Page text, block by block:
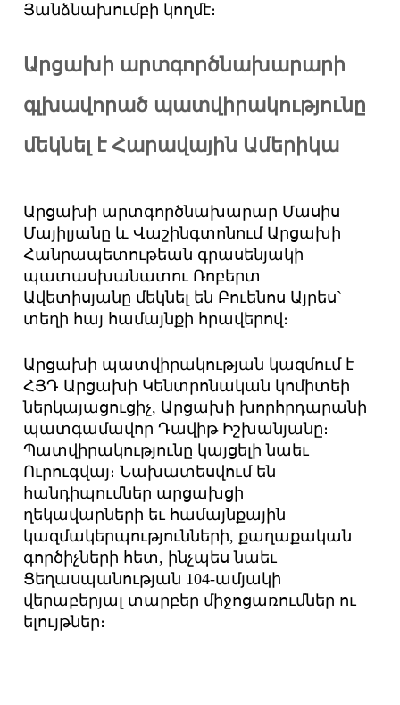
Յանձնախումբի կողմէ։
Արցախի արտգործնախարարի
գլխավորած պատվիրակությունը
մեկնել է Հարավային Ամերիկա
Արցախի արտգործնախարար Մասիս
Մայիլյանը և Վաշինգտոնում Արցախի
Հանրապետութեան գրասենյակի
պատասխանատու Ռոբերտ
Ավետիսյանը մեկնել են Բուենոս Այրես`
տեղի հայ համայնքի հրավերով։
Արցախի պատվիրակության կազմում է
ՀՅԴ Արցախի Կենտրոնական կոմիտեի
ներկայացուցիչ, Արցախի խորհրդարանի
պատգամավոր Դավիթ Իշխանյանը։
Պատվիրակությունը կայցելի նաեւ
Ուրուգվայ։ Նախատեսվում են
հանդիպումներ արցախցի
ղեկավարների եւ համայնքային
կազմակերպությունների, քաղաքական
գործիչների հետ, ինչպես նաեւ
Ցեղասպանության 104-ամյակի
վերաբերյալ տարբեր միջոցառումներ ու
ելույթներ։